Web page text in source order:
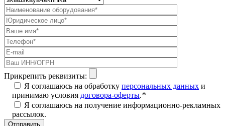
Прикрепить реквизиты:
Я соглашаюсь на обработку персональных данных и
принимаю условия договора-оферты.*
Я соглашаюсь на получение информационно-рекламных
рассылок.